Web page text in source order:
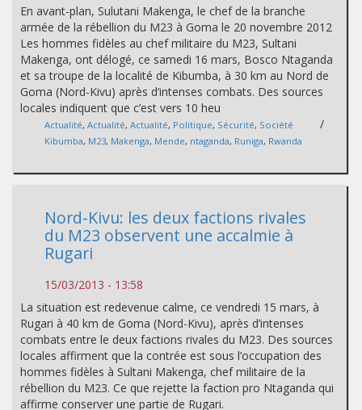
En avant-plan, Sulutani Makenga, le chef de la branche
armée de la rébellion du M23 à Goma le 20 novembre 2012
Les hommes fidèles au chef militaire du M23, Sultani
Makenga, ont délogé, ce samedi 16 mars, Bosco Ntaganda
et sa troupe de la localité de Kibumba, à 30 km au Nord de
Goma (Nord-Kivu) après d’intenses combats. Des sources
locales indiquent que c’est vers 10 heu
Actualité, Actualité, Actualité, Politique, Sécurité, Société /
Kibumba, M23, Makenga, Mende, ntaganda, Runiga, Rwanda
Nord-Kivu: les deux factions rivales
du M23 observent une accalmie à
Rugari
15/03/2013 - 13:58
La situation est redevenue calme, ce vendredi 15 mars, à
Rugari à 40 km de Goma (Nord-Kivu), après d’intenses
combats entre le deux factions rivales du M23. Des sources
locales affirment que la contrée est sous l’occupation des
hommes fidèles à Sultani Makenga, chef militaire de la
rébellion du M23. Ce que rejette la faction pro Ntaganda qui
affirme conserver une partie de Rugari.